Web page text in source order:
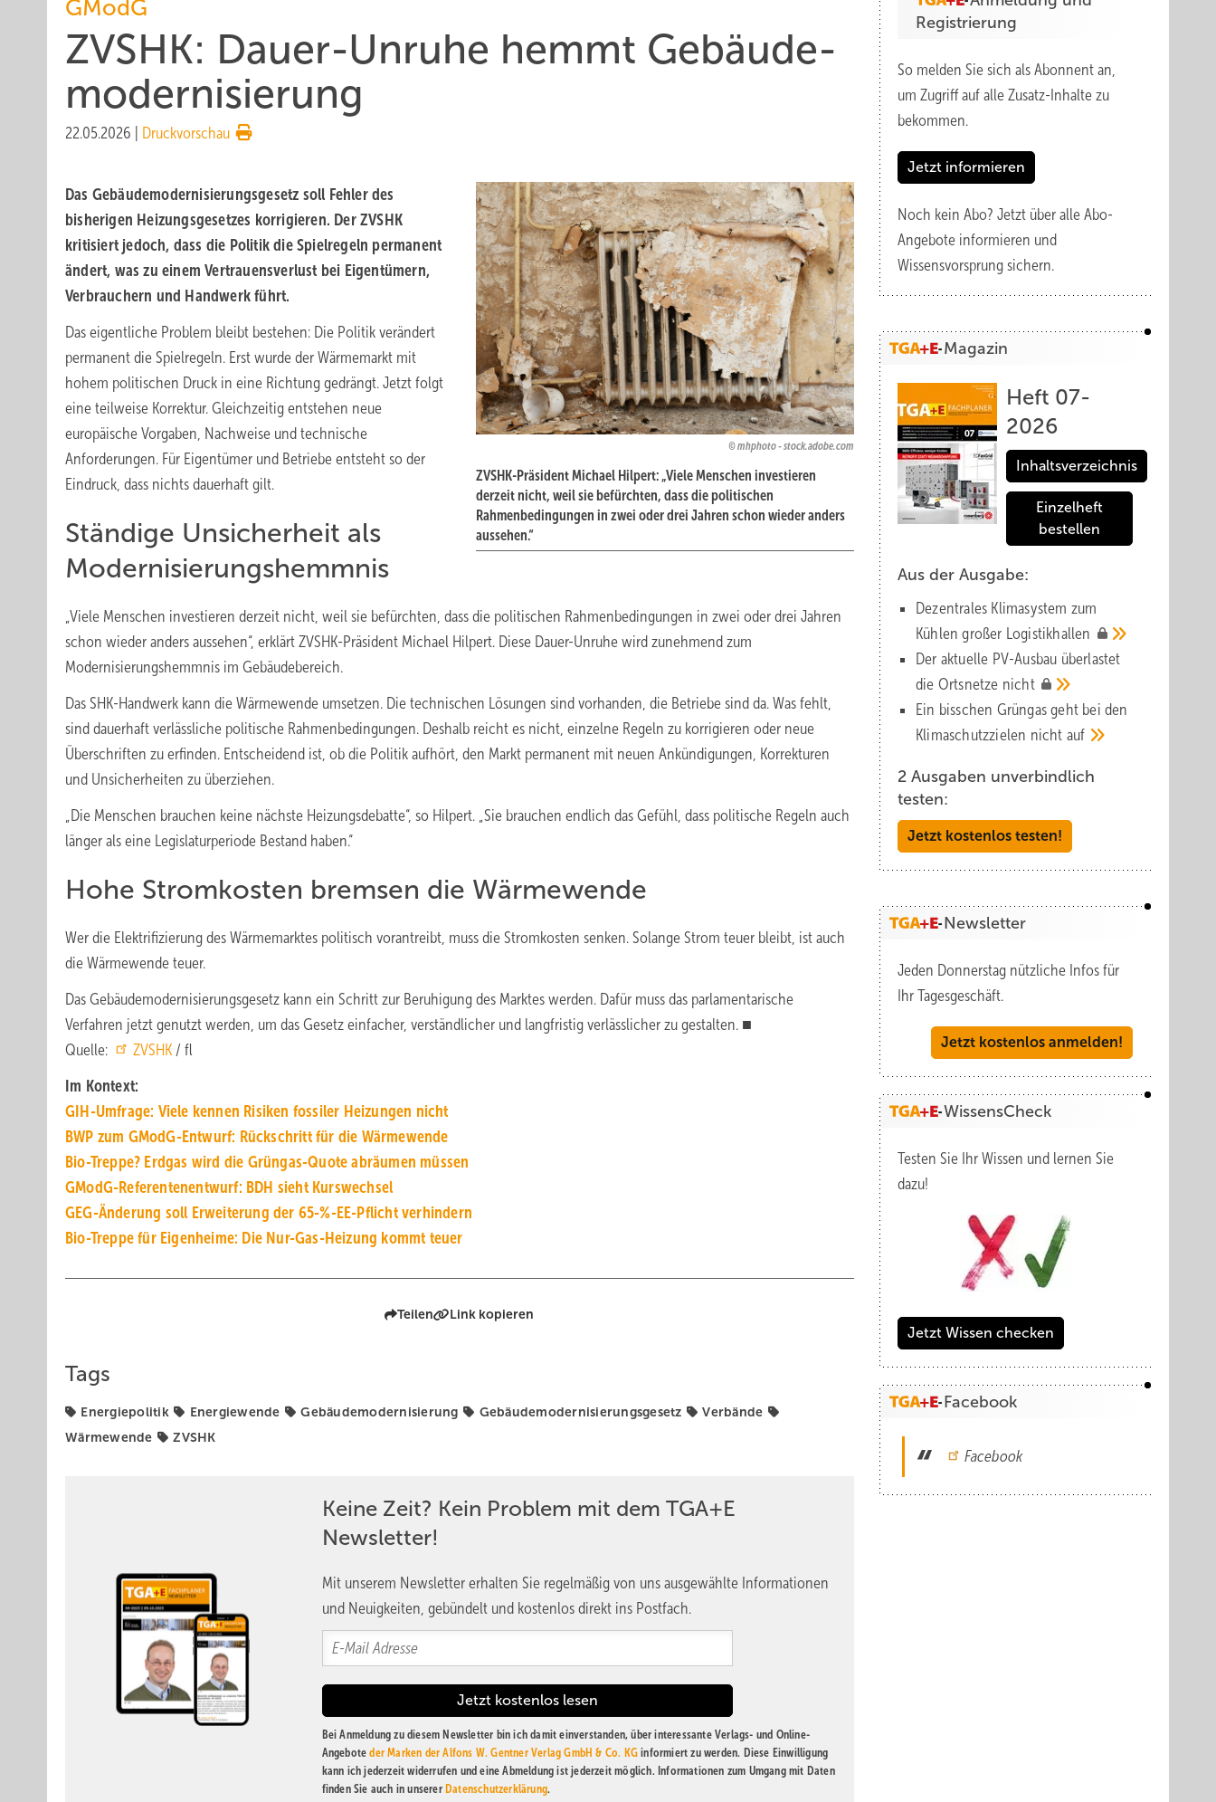
GModG
ZVSHK: Dauer-Unruhe hemmt Ge­bäu­de­
mo­der­ni­sie­rung
22.05.2026 Druckvorschau
mhphoto - stock.adobe.com
ZVSHK-Präsident Michael Hilpert: „Viele Menschen investieren
derzeit nicht, weil sie befürchten, dass die politischen
Rahmenbedingungen in zwei oder drei Jahren schon wieder anders
aussehen.“
Das Gebäudemodernisierungsgesetz soll Fehler des
bisherigen Heizungsgesetzes korrigieren. Der ZVSHK
kritisiert jedoch, dass die Politik die Spielregeln permanent
ändert, was zu einem Vertrauensverlust bei Eigentümern,
Verbrauchern und Handwerk führt.
Das eigentliche Problem bleibt bestehen: Die Politik verändert
permanent die Spielregeln. Erst wurde der Wärmemarkt mit
hohem politischen Druck in eine Richtung gedrängt. Jetzt folgt
eine teilweise Korrektur. Gleichzeitig entstehen neue
europäische Vorgaben, Nachweise und technische
Anforderungen. Für Eigentümer und Betriebe entsteht so der
Eindruck, dass nichts dauerhaft gilt.
Ständige Unsicherheit als
Modernisierungshemmnis
„Viele Menschen investieren derzeit nicht, weil sie befürchten, dass die politischen Rahmenbedingungen in zwei oder drei Jahren
schon wieder anders aussehen“, erklärt ZVSHK-Präsident Michael Hilpert. Diese Dauer-Unruhe wird zunehmend zum
Modernisierungshemmnis im Gebäudebereich.
Das SHK-Handwerk kann die Wärmewende umsetzen. Die technischen Lösungen sind vorhanden, die Betriebe sind da. Was fehlt,
sind dauerhaft verlässliche politische Rahmenbedingungen. Deshalb reicht es nicht, einzelne Regeln zu korrigieren oder neue
Überschriften zu erfinden. Entscheidend ist, ob die Politik aufhört, den Markt permanent mit neuen Ankündigungen, Korrekturen
und Unsicherheiten zu überziehen.
„Die Menschen brauchen keine nächste Heizungsdebatte“, so Hilpert. „Sie brauchen endlich das Gefühl, dass politische Regeln auch
länger als eine Legislaturperiode Bestand haben.“
Hohe Stromkosten bremsen die Wärmewende
Wer die Elektrifizierung des Wärmemarktes politisch vorantreibt, muss die Stromkosten senken. Solange Strom teuer bleibt, ist auch
die Wärmewende teuer.
Das Gebäudemodernisierungsgesetz kann ein Schritt zur Beruhigung des Marktes werden. Dafür muss das parlamentarische
Verfahren jetzt genutzt werden, um das Gesetz einfacher, verständlicher und langfristig verlässlicher zu gestalten. ■
Quelle:
ZVSHK / fl
Im Kontext:
GIH-Umfrage: Viele kennen Risi­ken fos­si­ler Hei­zun­gen nicht
BWP zum GModG-Ent­wurf: Rück­schritt für die Wär­me­wen­de
Bio-Treppe? Erdgas wird die Grüngas-Quote abräumen müssen
GModG-Referentenentwurf: BDH sieht Kurswechsel
GEG-Änderung soll Erweite­rung der 65-%-EE-Pflicht ver­hindern
Bio-Treppe für Eigenheime: Die Nur-Gas-Heizung kommt teuer
Teilen Link kopieren
Tags
Energiepolitik Energiewende Gebäudemodernisierung Gebäudemodernisierungsgesetz
Verbände
Wärmewende
ZVSHK
Keine Zeit? Kein Problem mit dem TGA+E
Newsletter!
Mit unserem Newsletter erhalten Sie regelmäßig von uns ausgewählte Informationen
und Neuigkeiten, gebündelt und kostenlos direkt ins Postfach.
Bei Anmeldung zu diesem Newsletter bin ich damit einverstanden, über interessante Verlags- und Online-
Angeboteder Marken der Alfons W. Gentner Verlag GmbH & Co. KG informiert zu werden. Diese Einwilligung
kann ich jederzeit widerrufen und eine Abmeldung ist jederzeit möglich. Informationen zum Umgang mit Daten
finden Sie auch in unserer Datenschutzerklärung.
Registrierung
So melden Sie sich als Abonnent an,
um Zugriff auf alle Zusatz-Inhalte zu
bekommen.
Jetzt informieren
Noch kein Abo? Jetzt über alle Abo-
Angebote informieren und
Wissensvorsprung sichern.
Magazin
Heft 07-
2026
Inhaltsverzeichnis
Einzelheft
bestellen
Aus der Ausgabe:
Dezentrales Klimasystem zum
Kühlen großer Logistik­hallen
Der aktuelle PV-Ausbau über­lastet
die Orts­netze nicht
Ein bisschen Grüngas geht bei den
Klima­schutz­zielen nicht auf
2 Ausgaben unverbindlich
testen:
Jetzt kostenlos testen!
Newsletter
Jeden Donnerstag nützliche Infos für
Ihr Tagesgeschäft.
Jetzt kostenlos anmelden!
WissensCheck
Testen Sie Ihr Wissen und lernen Sie
dazu!
Jetzt Wissen checken
Facebook
Facebook